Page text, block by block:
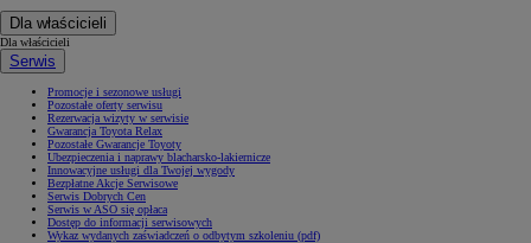
Dla właścicieli
Dla właścicieli
Serwis
Promocje i sezonowe usługi
Pozostałe oferty serwisu
Rezerwacja wizyty w serwisie
Gwarancja Toyota Relax
Pozostałe Gwarancje Toyoty
Ubezpieczenia i naprawy blacharsko-lakiernicze
Innowacyjne usługi dla Twojej wygody
Bezpłatne Akcje Serwisowe
Serwis Dobrych Cen
Serwis w ASO się opłaca
Dostęp do informacji serwisowych
Wykaz wydanych zaświadczeń o odbytym szkoleniu (pdf)